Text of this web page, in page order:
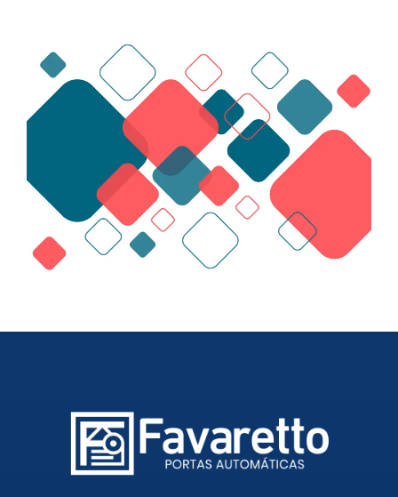
Portão de Garagem de
Enrolar em Teresópolis – RJ
Portão de Garagem de
Enrolar em São Pedro da
Aldeia – RJ
Portão de Garagem de
Enrolar em São João de
Meriti – RJ
Portão de Garagem de
Enrolar em Petrópolis – RJ
Portão de Garagem de
Enrolar em Paraty – RJ